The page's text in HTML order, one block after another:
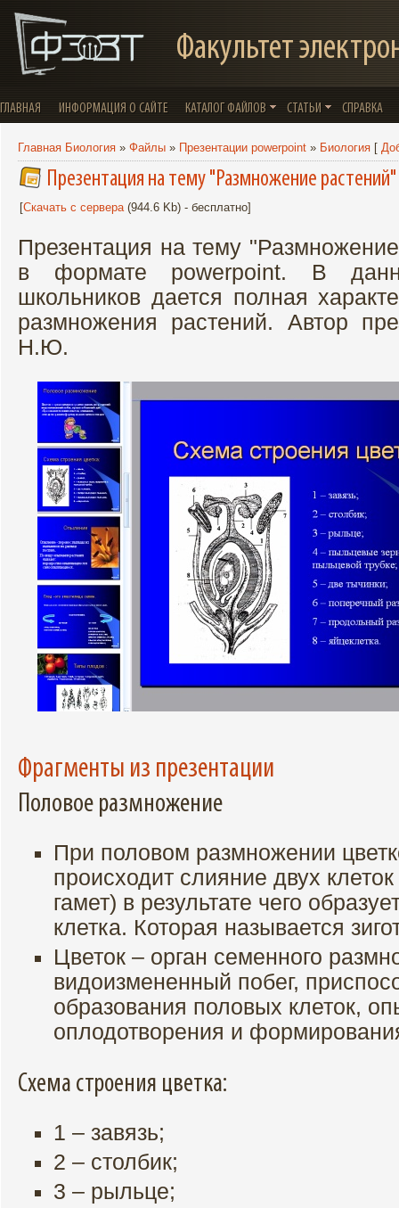
Факультет
ГЛАВНАЯ ИНФОРМАЦИЯ О САЙТЕ КАТАЛОГ ФАЙЛОВ СТАТЬИ СПРАВКА
Главная Биология » Файлы » Презентации powerpoint » Биология [
Презентация на тему "Размножение растений"
[Скачать с сервера(944.6 Kb) - бесплатно]
Презентация на тему
в формате powerpoint. В
школьников дается полная
размножения растений. Автор
Н.Ю.
Фрагменты из презентации
Половое размножение
При половом размножении
происходит слияние двух
гамет) в результате чего
клетка. Которая называется
Цветок – орган семенного
видоизмененный побег,
образования половых клеток,
оплодотворения и
Схема строения цветка:
1 – завязь;
2 – столбик;
3 – рыльце;